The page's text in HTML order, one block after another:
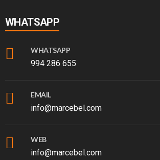
WHATSAPP
WHATSAPP
994 286 655
EMAIL
info@marcebel.com
WEB
info@marcebel.com